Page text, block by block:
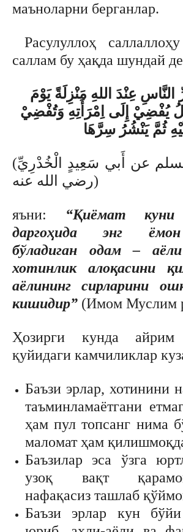
маъноларни берганлар.
Расулуллоҳ
саллам бу ҳақда шундай
عِنْدَ اللهِ مَنْزِلَةً يَوْمَ
يُفْضِيْ إِلَى اِمْرَأَتِهِ وَتُفْضِيْ
ثُمَّ يَنْشُرُ سِرَّهَا
(رواه الامام مسلم عن أَبي سَعِيدٍ الْخُدْرِيِّ
رضي الله عنه)
яъни: “Қиёмат куни
даргоҳида энг
бўладиган одам –
хотинлик алоқасини
аёлининг сирларини
кишидир” (Имом Муслим
Ҳозирги кунда айрим
қуйидаги камчиликлар
Баъзи эрлар, хотинини
таъминламаётгани
ҳам пул топсанг нима
маломат ҳам
Баъзилар эса ўзга
узоқ вақт
нафақасиз ташлаб
Баъзи эрлар кун бўйи